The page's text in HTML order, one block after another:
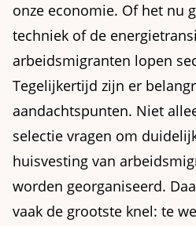
onze economie. Of het nu
techniek of de
arbeidsmigranten lopen
Tegelijkertijd zijn er
aandachtspunten. Niet
selectie vragen om
huisvesting van
worden georganiseerd.
vaak de grootste knel: te